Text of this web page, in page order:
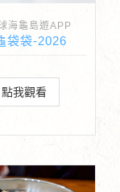
海龜島遊APP
袋袋-2026
點我觀看